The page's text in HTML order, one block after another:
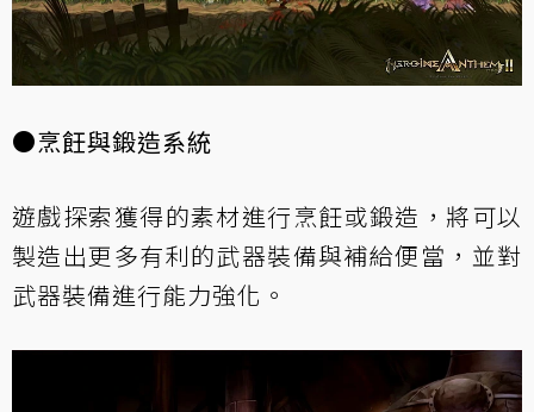
●烹飪與鍛造系統
遊戲探索獲得的素材進行烹飪或鍛造，將可以
製造出更多有利的武器裝備與補給便當，並對
武器裝備進行能力強化。